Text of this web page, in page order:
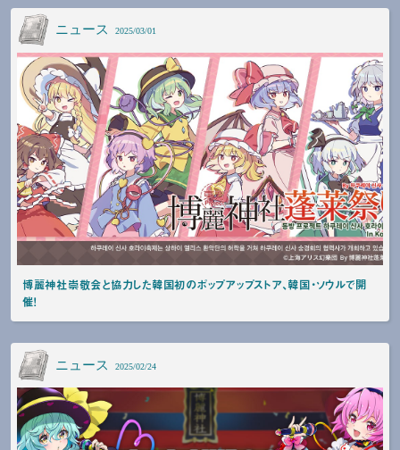
ニュース 2025/03/01
博麗神社崇敬会と協力した韓国初のポップアップストア、韓国・ソウルで開
催！
ニュース 2025/02/24